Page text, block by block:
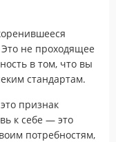
не проходящее
в том, что вы
стандартам.
признак
к себе — это
потребностям,